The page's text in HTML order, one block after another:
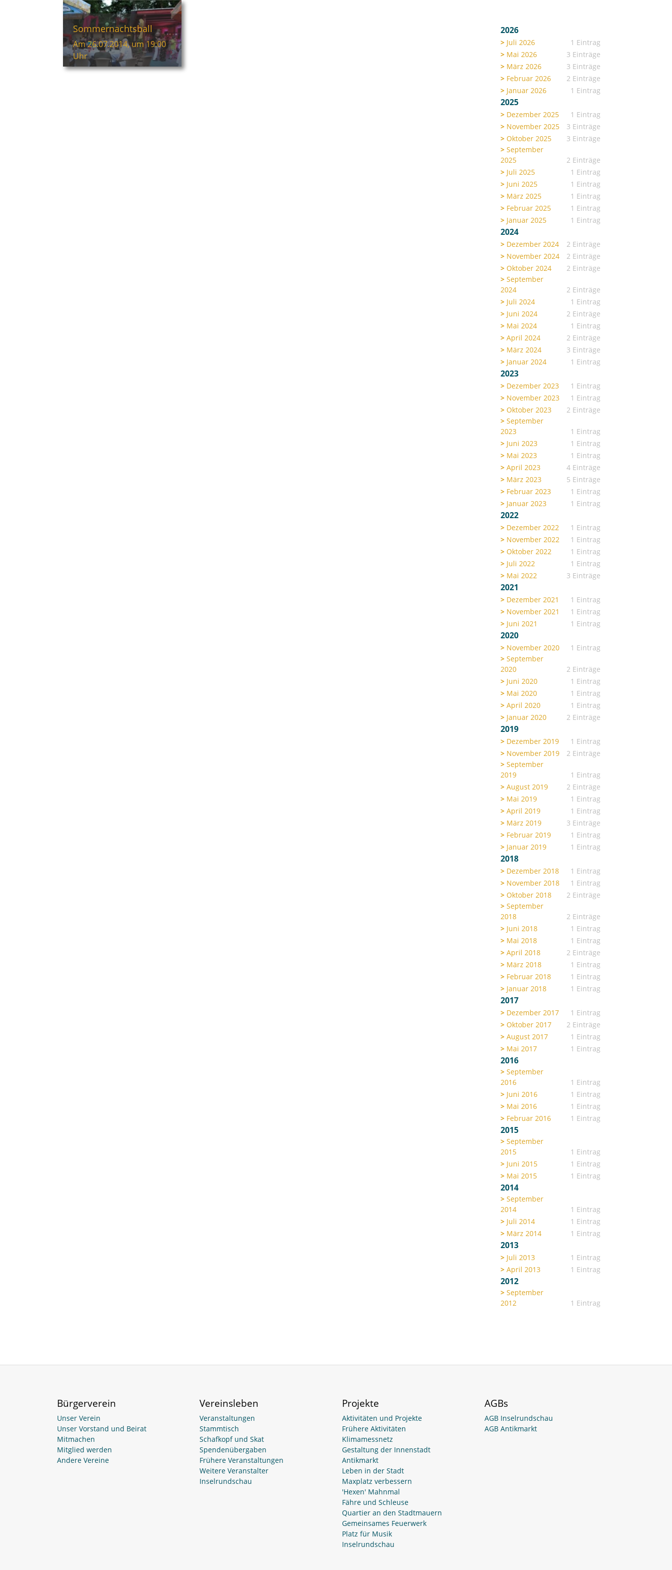
Sommernachtsball
Am 26.07.2014, um 19:00
Uhr
2026
Juli 2026
1 Eintrag
Mai 2026
3 Einträge
März 2026
3 Einträge
Februar 2026
2 Einträge
Januar 2026
1 Eintrag
2025
Dezember 2025
1 Eintrag
November 2025
3 Einträge
Oktober 2025
3 Einträge
September
2025
2 Einträge
Juli 2025
1 Eintrag
Juni 2025
1 Eintrag
März 2025
1 Eintrag
Februar 2025
1 Eintrag
Januar 2025
1 Eintrag
2024
Dezember 2024
2 Einträge
November 2024
2 Einträge
Oktober 2024
2 Einträge
September
2024
2 Einträge
Juli 2024
1 Eintrag
Juni 2024
2 Einträge
Mai 2024
1 Eintrag
April 2024
2 Einträge
März 2024
3 Einträge
Januar 2024
1 Eintrag
2023
Dezember 2023
1 Eintrag
November 2023
1 Eintrag
Oktober 2023
2 Einträge
September
2023
1 Eintrag
Juni 2023
1 Eintrag
Mai 2023
1 Eintrag
April 2023
4 Einträge
März 2023
5 Einträge
Februar 2023
1 Eintrag
Januar 2023
1 Eintrag
2022
Dezember 2022
1 Eintrag
November 2022
1 Eintrag
Oktober 2022
1 Eintrag
Juli 2022
1 Eintrag
Mai 2022
3 Einträge
2021
Dezember 2021
1 Eintrag
November 2021
1 Eintrag
Juni 2021
1 Eintrag
2020
November 2020
1 Eintrag
September
2020
2 Einträge
Juni 2020
1 Eintrag
Mai 2020
1 Eintrag
April 2020
1 Eintrag
Januar 2020
2 Einträge
2019
Dezember 2019
1 Eintrag
November 2019
2 Einträge
September
2019
1 Eintrag
August 2019
2 Einträge
Mai 2019
1 Eintrag
April 2019
1 Eintrag
März 2019
3 Einträge
Februar 2019
1 Eintrag
Januar 2019
1 Eintrag
2018
Dezember 2018
1 Eintrag
November 2018
1 Eintrag
Oktober 2018
2 Einträge
September
2018
2 Einträge
Juni 2018
1 Eintrag
Mai 2018
1 Eintrag
April 2018
2 Einträge
März 2018
1 Eintrag
Februar 2018
1 Eintrag
Januar 2018
1 Eintrag
2017
Dezember 2017
1 Eintrag
Oktober 2017
2 Einträge
August 2017
1 Eintrag
Mai 2017
1 Eintrag
2016
September
2016
1 Eintrag
Juni 2016
1 Eintrag
Mai 2016
1 Eintrag
Februar 2016
1 Eintrag
2015
September
2015
1 Eintrag
Juni 2015
1 Eintrag
Mai 2015
1 Eintrag
2014
September
2014
1 Eintrag
Juli 2014
1 Eintrag
März 2014
1 Eintrag
2013
Juli 2013
1 Eintrag
April 2013
1 Eintrag
2012
September
2012
1 Eintrag
Bürgerverein
Unser Verein
Unser Vorstand und Beirat
Mitmachen
Mitglied werden
Andere Vereine
Vereinsleben
Veranstaltungen
Stammtisch
Schafkopf und Skat
Spendenübergaben
Frühere Veranstaltungen
Weitere Veranstalter
Inselrundschau
Projekte
Aktivitäten und Projekte
Frühere Aktivitäten
Klimamessnetz
Gestaltung der Innenstadt
Antikmarkt
Leben in der Stadt
Maxplatz verbessern
'Hexen' Mahnmal
Fähre und Schleuse
Quartier an den Stadtmauern
Gemeinsames Feuerwerk
Platz für Musik
Inselrundschau
AGBs
AGB Inselrundschau
AGB Antikmarkt